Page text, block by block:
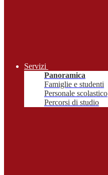
Servizi
Panoramica
Famiglie e studenti
Personale scolastico
Percorsi di studio